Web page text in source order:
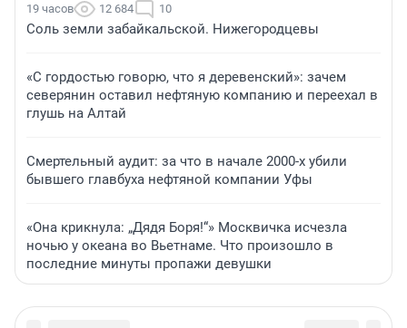
19 часов 12 684 10
Соль земли забайкальской. Нижегородцевы
«С гордостью говорю, что я деревенский»: зачем
северянин оставил нефтяную компанию и переехал в
глушь на Алтай
Смертельный аудит: за что в начале 2000-х убили
бывшего главбуха нефтяной компании Уфы
«Она крикнула: „Дядя Боря!“» Москвичка исчезла
ночью у океана во Вьетнаме. Что произошло в
последние минуты пропажи девушки